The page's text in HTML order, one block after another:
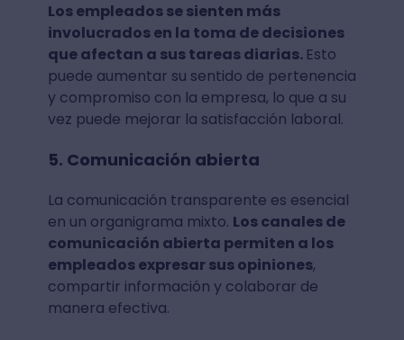
Los empleados se sienten más
involucrados en la toma de decisiones
que afectan a sus tareas diarias. Esto
puede aumentar su sentido de pertenencia
y compromiso con la empresa, lo que a su
vez puede mejorar la satisfacción laboral.
5. Comunicación abierta
La comunicación transparente es esencial
en un organigrama mixto. Los canales de
comunicación abierta permiten a los
empleados expresar sus opiniones,
compartir información y colaborar de
manera efectiva.